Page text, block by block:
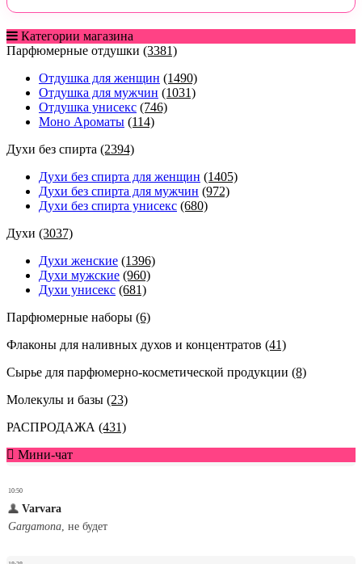
Категории магазина
Парфюмерные отдушки (3381)
Отдушка для женщин (1490)
Отдушка для мужчин (1031)
Отдушка унисекс (746)
Моно Ароматы (114)
Духи без спирта (2394)
Духи без спирта для женщин (1405)
Духи без спирта для мужчин (972)
Духи без спирта унисекс (680)
Духи (3037)
Духи женские (1396)
Духи мужские (960)
Духи унисекс (681)
Парфюмерные наборы (6)
Флаконы для наливных духов и концентратов (41)
Сырье для парфюмерно-косметической продукции (8)
Молекулы и базы (23)
РАСПРОДАЖА (431)
Мини-чат